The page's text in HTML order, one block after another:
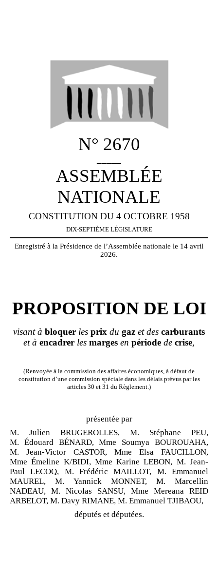
N° 2670
ASSEMBLÉE
NATIONALE
CONSTITUTION DU 4 OCTOBRE 1958
DIX-SEPTIÈME LÉGISLATURE
Enregistré à la Présidence de l’Assemblée nationale le 14 avril
2026.
PROPOSITION DE LOI
visant à bloquer les prix du gaz et des carburants
et à encadrer les marges en période de crise,
(Renvoyée à la commission des affaires économiques, à défaut de
constitution d’une commission spéciale dans les délais prévus par les
articles 30 et 31 du Règlement.)
présentée par
M. Julien BRUGEROLLES, M. Stéphane PEU,
M. Édouard BÉNARD, Mme Soumya BOUROUAHA,
M. Jean-Victor CASTOR, Mme Elsa FAUCILLON,
Mme Émeline K/BIDI, Mme Karine LEBON, M. Jean-
Paul LECOQ, M. Frédéric MAILLOT, M. Emmanuel
MAUREL, M. Yannick MONNET, M. Marcellin
NADEAU, M. Nicolas SANSU, Mme Mereana REID
ARBELOT, M. Davy RIMANE, M. Emmanuel TJIBAOU,
députés et députées.